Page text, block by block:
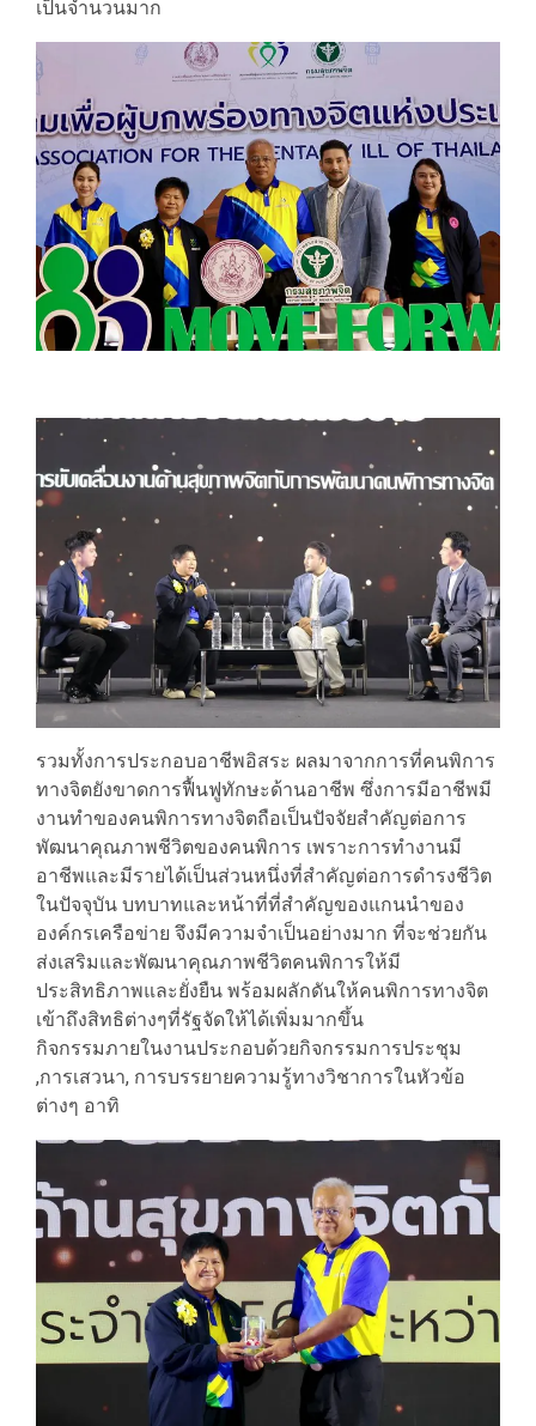
เป็นจำนวนมาก
รวมทั้งการประกอบอาชีพอิสระ ผลมาจากการที่คนพิการ
ทางจิตยังขาดการฟื้นฟูทักษะด้านอาชีพ ซึ่งการมีอาชีพมี
งานทำของคนพิการทางจิตถือเป็นปัจจัยสำคัญต่อการ
พัฒนาคุณภาพชีวิตของคนพิการ เพราะการทำงานมี
อาชีพและมีรายได้เป็นส่วนหนึ่งที่สำคัญต่อการดำรงชีวิต
ในปัจจุบัน บทบาทและหน้าที่ที่สำคัญของแกนนำของ
องค์กรเครือข่าย จึงมีความจำเป็นอย่างมาก ที่จะช่วยกัน
ส่งเสริมและพัฒนาคุณภาพชีวิตคนพิการให้มี
ประสิทธิภาพและยั่งยืน พร้อมผลักดันให้คนพิการทางจิต
เข้าถึงสิทธิต่างๆที่รัฐจัดให้ได้เพิ่มมากขึ้น
กิจกรรมภายในงานประกอบด้วยกิจกรรมการประชุม
,การเสวนา, การบรรยายความรู้ทางวิชาการในหัวข้อ
ต่างๆ อาทิ